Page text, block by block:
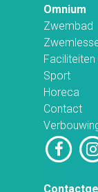
Omnium
Zwembad
Faciliteiten
Sport
Horeca
Contact